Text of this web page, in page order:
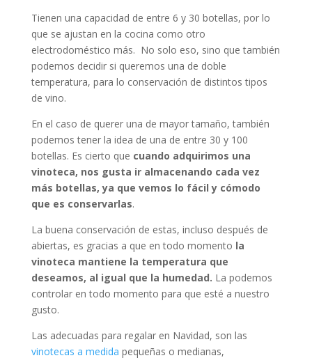
Tienen una capacidad de entre 6 y 30 botellas, por lo
que se ajustan en la cocina como otro
electrodoméstico más. No solo eso, sino que también
podemos decidir si queremos una de doble
temperatura, para lo conservación de distintos tipos
de vino.
En el caso de querer una de mayor tamaño, también
podemos tener la idea de una de entre 30 y 100
botellas. Es cierto que cuando adquirimos una
vinoteca, nos gusta ir almacenando cada vez
más botellas, ya que vemos lo fácil y cómodo
que es conservarlas.
La buena conservación de estas, incluso después de
abiertas, es gracias a que en todo momento la
vinoteca mantiene la temperatura que
deseamos, al igual que la humedad. La podemos
controlar en todo momento para que esté a nuestro
gusto.
Las adecuadas para regalar en Navidad, son las
vinotecas a medida pequeñas o medianas,